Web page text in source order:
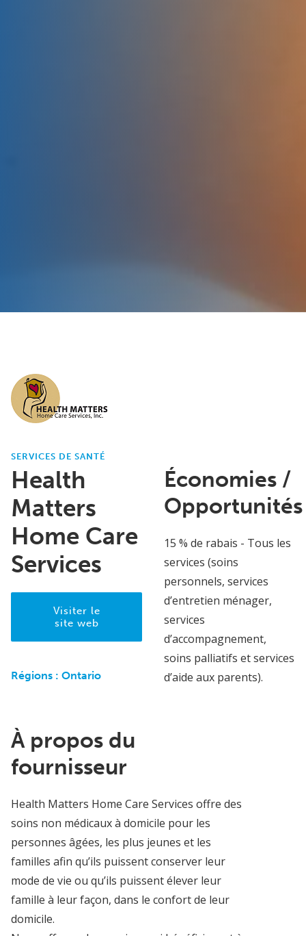
SERVICES DE SANTÉ
Health
Matters
Home Care
Services
Visiter le
site web
Régions : Ontario
Économies /
Opportunités
15 % de rabais - Tous les
services (soins
personnels, services
d’entretien ménager,
services
d’accompagnement,
soins palliatifs et services
d’aide aux parents).
À propos du
fournisseur
Health Matters Home Care Services offre des
soins non médicaux à domicile pour les
personnes âgées, les plus jeunes et les
familles afin qu’ils puissent conserver leur
mode de vie ou qu’ils puissent élever leur
famille à leur façon, dans le confort de leur
domicile.